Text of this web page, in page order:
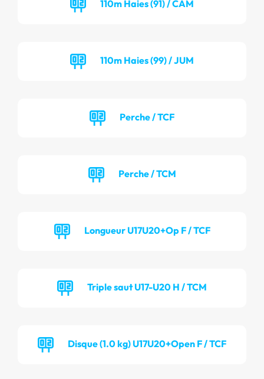
110m Haies (91) / CAM
110m Haies (99) / JUM
Perche / TCF
Perche / TCM
Longueur U17U20+Op F / TCF
Triple saut U17-U20 H / TCM
Disque (1.0 kg) U17U20+Open F / TCF